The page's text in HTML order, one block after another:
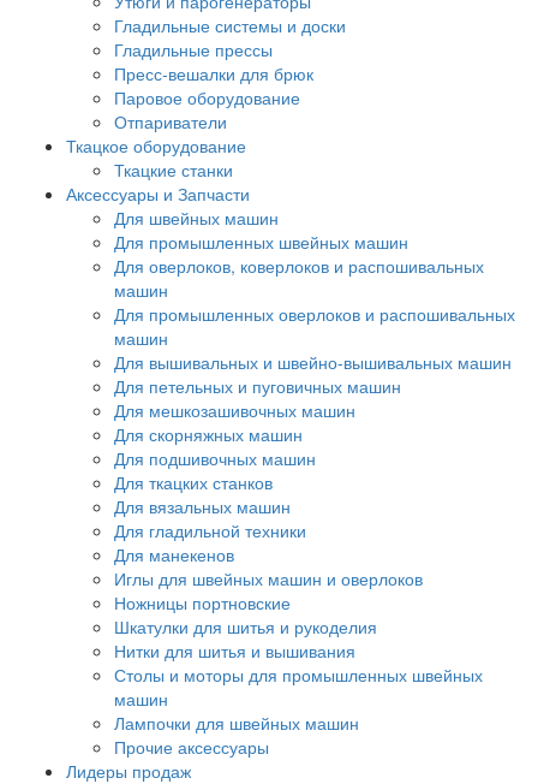
Гладильные системы и доски
Гладильные прессы
Пресс-вешалки для брюк
Паровое оборудование
Отпариватели
Ткацкое оборудование
Ткацкие станки
Аксессуары и Запчасти
Для швейных машин
Для промышленных швейных машин
Для оверлоков, коверлоков и распошивальных
машин
Для промышленных оверлоков и распошивальных
машин
Для вышивальных и швейно-вышивальных машин
Для петельных и пуговичных машин
Для мешкозашивочных машин
Для скорняжных машин
Для подшивочных машин
Для ткацких станков
Для вязальных машин
Для гладильной техники
Для манекенов
Иглы для швейных машин и оверлоков
Ножницы портновские
Шкатулки для шитья и рукоделия
Нитки для шитья и вышивания
Столы и моторы для промышленных швейных
машин
Лампочки для швейных машин
Прочие аксессуары
Лидеры продаж